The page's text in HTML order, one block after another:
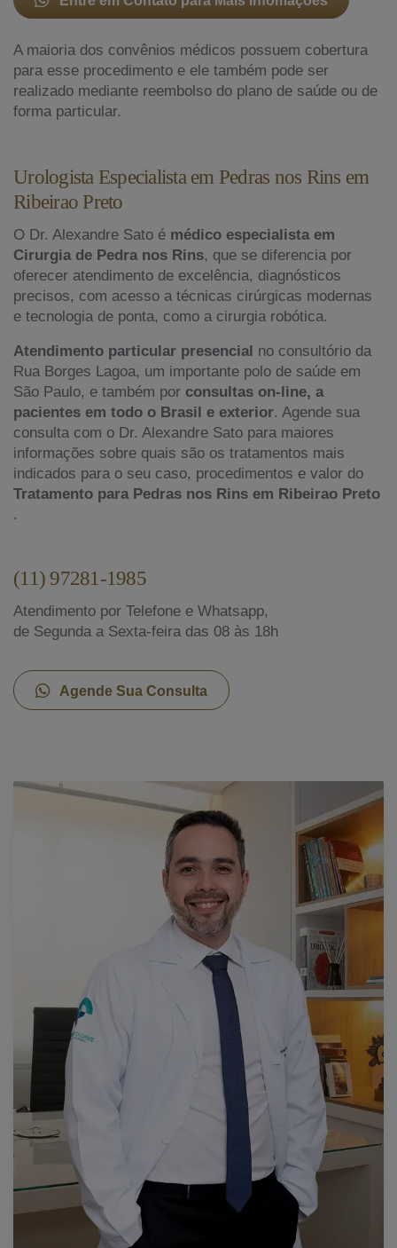
A maioria dos convênios médicos possuem cobertura
para esse procedimento e ele também pode ser
realizado mediante reembolso do plano de saúde ou de
forma particular.
Urologista Especialista em Pedras nos Rins em
Ribeirao Preto
O Dr. Alexandre Sato é médico especialista em
Cirurgia de Pedra nos Rins, que se diferencia por
oferecer atendimento de excelência, diagnósticos
precisos, com acesso a técnicas cirúrgicas modernas
e tecnologia de ponta, como a cirurgia robótica.
Atendimento particular presencial no consultório da
Rua Borges Lagoa, um importante polo de saúde em
São Paulo, e também por consultas on-line, a
pacientes em todo o Brasil e exterior. Agende sua
consulta com o Dr. Alexandre Sato para maiores
informações sobre quais são os tratamentos mais
indicados para o seu caso, procedimentos e valor do
Tratamento para Pedras nos Rins em Ribeirao Preto
.
(11) 97281-1985
Atendimento por Telefone e Whatsapp,
de Segunda a Sexta-feira das 08 às 18h
Agende Sua Consulta